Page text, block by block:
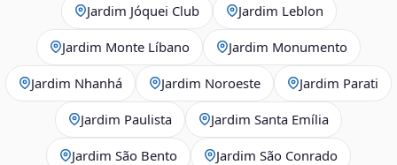
Jardim Jóquei Club Jardim Leblon
Jardim Monte Líbano Jardim Monumento
Jardim Nhanhá Jardim Noroeste Jardim Parati
Jardim Paulista Jardim Santa Emília
Jardim São Bento Jardim São Conrado